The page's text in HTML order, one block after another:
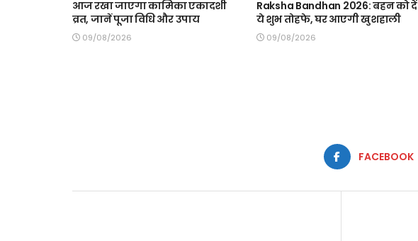
आज रखा जाएगा कामिका एकादशी
व्रत, जानें पूजा विधि और उपाय
09/08/2026
Raksha Bandhan 2026: बहन को दें
ये शुभ तोहफे, घर आएगी खुशहाली
09/08/2026
FACEBOOK